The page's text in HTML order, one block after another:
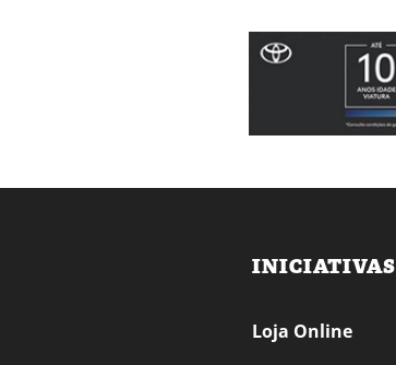
INICIATIVAS
Loja Online